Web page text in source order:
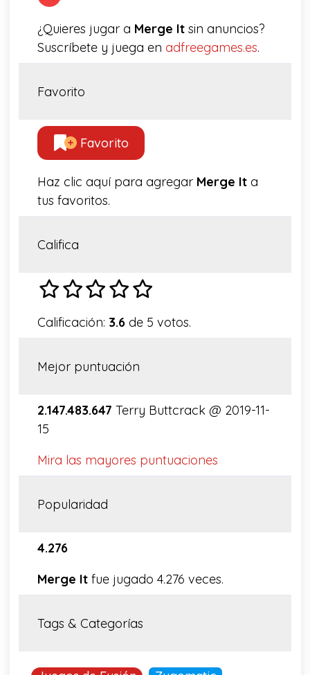
¿Quieres jugar a Merge It sin anuncios?
Suscríbete y juega en adfreegames.es.
Favorito
Favorito
Haz clic aquí para agregar Merge It a
tus favoritos.
Califica
Calificación: 3.6 de 5 votos.
Mejor puntuación
2.147.483.647 Terry Buttcrack @ 2019-11-
15
Mira las mayores puntuaciones
Popularidad
4.276
Merge It fue jugado 4.276 veces.
Tags & Categorías